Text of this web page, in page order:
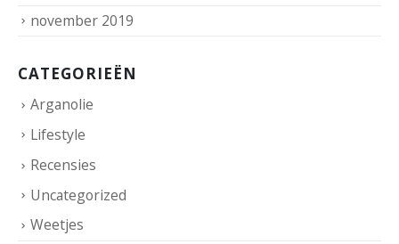
november 2019
CATEGORIEËN
Arganolie
Lifestyle
Recensies
Uncategorized
Weetjes